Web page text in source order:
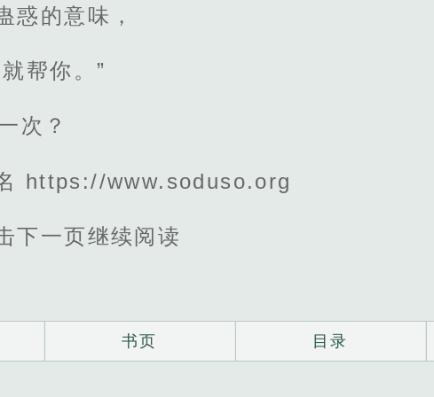
惑的意味，
帮你。”
次？
https://www.soduso.org
下一页继续阅读
书页 目录